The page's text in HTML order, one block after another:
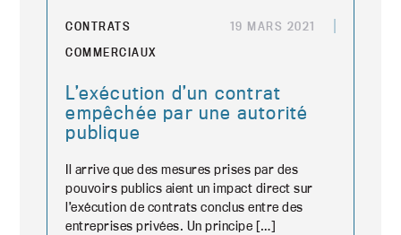
CONTRATS
COMMERCIAUX
19 MARS 2021
L’exécution d’un contrat
empêchée par une autorité
publique
Il arrive que des mesures prises par des
pouvoirs publics aient un impact direct sur
l’exécution de contrats conclus entre des
entreprises privées. Un principe […]